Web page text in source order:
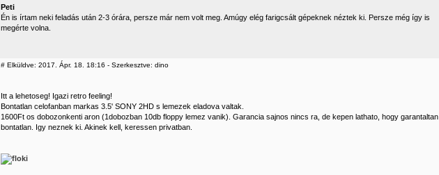
Peti
Én is írtam neki feladás után 2-3 órára, persze már nem volt meg. Amúgy elég farigcsált gépeknek néztek ki. Persze még így is
megérte volna.
# Elküldve: 2017. Ápr. 18. 18:16 - Szerkesztve: dino
Itt a lehetoseg! Igazi retro feeling!
Bontatlan celofanban markas 3.5' SONY 2HD s lemezek eladova valtak.
1600Ft os dobozonkenti aron (1dobozban 10db floppy lemez vanik). Garancia sajnos nincs ra, de kepen lathato, hogy garantaltan
bontatlan. Igy neznek ki. Akinek kell, keressen privatban.